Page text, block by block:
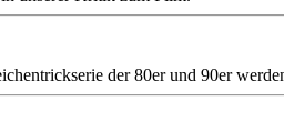
der 80er und 90er